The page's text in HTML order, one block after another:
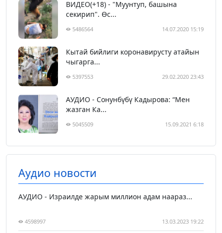
ВИДЕО(+18) - "Муунтуп, башына
секирип". Өс...
5486564 14.07.2020 15:19
Кытай бийлиги коронавирусту атайын
чыгарга...
5397553 29.02.2020 23:43
АУДИО - Сонунбүбү Кадырова: “Мен
жазган Ка...
5045509 15.09.2021 6:18
Аудио новости
АУДИО - Израилде жарым миллион адам наараз...
4598997 13.03.2023 19:22